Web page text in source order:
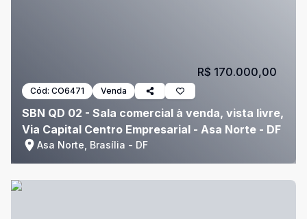
Cód: CO6471 Venda
SBN QD 02 - Sala comercial à venda, vista livre,
Via Capital Centro Empresarial - Asa Norte - DF
Asa Norte, Brasília - DF
R$ 170.000,00